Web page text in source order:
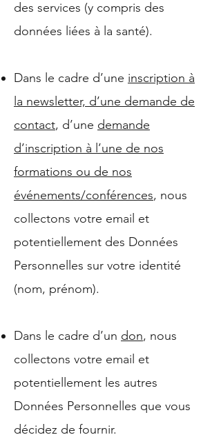
des services (y compris des
données liées à la santé).
Dans le cadre d’une inscription à
la newsletter, d’une demande de
contact, d’une demande
d’inscription à l’une de nos
formations ou de nos
événements/conférences, nous
collectons votre email et
potentiellement des Données
Personnelles sur votre identité
(nom, prénom).
Dans le cadre d’un don, nous
collectons votre email et
potentiellement les autres
Données Personnelles que vous
décidez de fournir.